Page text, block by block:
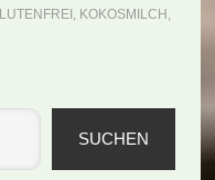
, KOKOSMILCH ,
SUCHEN